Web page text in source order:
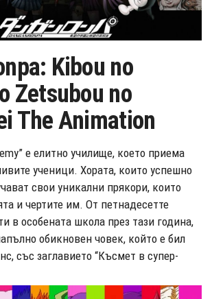
Kibou no
Zetsubou no
The Animation
е елитно училище, което приема
ученици. Хората, които успешно
свои уникални прякори, които
и чертите им. От петнадесетте
в особената школа през тази година,
обикновен човек, който е бил
със заглавието “Късмет в супер-